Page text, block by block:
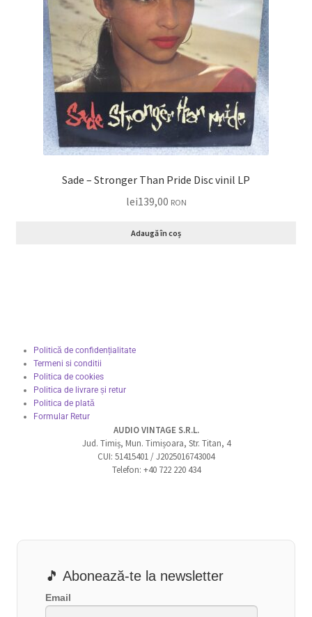
Sade – Stronger Than Pride Disc vinil LP
lei139,00 RON
Adaugă în coș
Politică de confidențialitate
Termeni si conditii
Politica de cookies
Politica de livrare și retur
Politica de plată
Formular Retur
AUDIO VINTAGE S.R.L.
Jud. Timiș, Mun. Timișoara, Str. Titan, 4
CUI: 51415401 / J2025016743004
Telefon: +40 722 220 434
🎵 Abonează-te la newsletter
Email